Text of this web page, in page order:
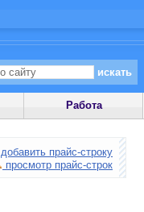
Работа
добавить прайс-строку
просмотр прайс-строк